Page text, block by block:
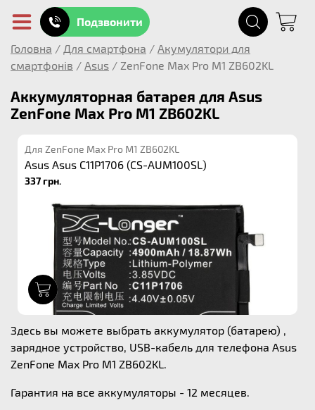
Подзвонити
Головна / Для смартфона / Акумулятори для
смартфонів / Asus / ZenFone Max Pro M1 ZB602KL
Аккумуляторная батарея для Asus
ZenFone Max Pro M1 ZB602KL
Для ZenFone Max Pro M1 ZB602KL
Asus Asus C11P1706 (CS-AUM100SL)
337 грн.
Здесь вы можете выбрать аккумулятор (батарею) ,
зарядное устройство, USB-кабель для телефона Asus
ZenFone Max Pro M1 ZB602KL.
Гарантия на все аккумуляторы - 12 месяцев.